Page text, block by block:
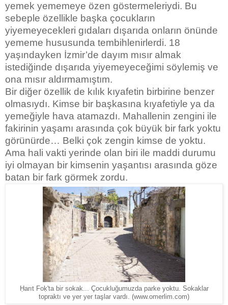
yemek yememeye özen göstermeleriydi. Bu
sebeple özellikle başka çocukların
yiyemeyecekleri gıdaları dışarıda onların önünde
yememe hususunda tembihlenirlerdi. 18
yaşındayken İzmir’de dayım mısır almak
istediğinde dışarıda yiyemeyeceğimi söylemiş ve
ona mısır aldırmamıştım.
Bir diğer özellik de kılık kıyafetin birbirine benzer
olmasıydı. Kimse bir başkasına kıyafetiyle ya da
yemeğiyle hava atamazdı. Mahallenin zengini ile
fakirinin yaşamı arasında çok büyük bir fark yoktu
görünürde… Belki çok zengin kimse de yoktu.
Ama hali vakti yerinde olan biri ile maddi durumu
iyi olmayan bir kimsenin yaşantısı arasında göze
batan bir fark görmek zordu.
Ḥarıt Foḳ'ta bir sokak... Çocukluğumuzda parke yoktu. Sokaklar
topraktı ve yer yer taşlar vardı. (www.omerlim.com)